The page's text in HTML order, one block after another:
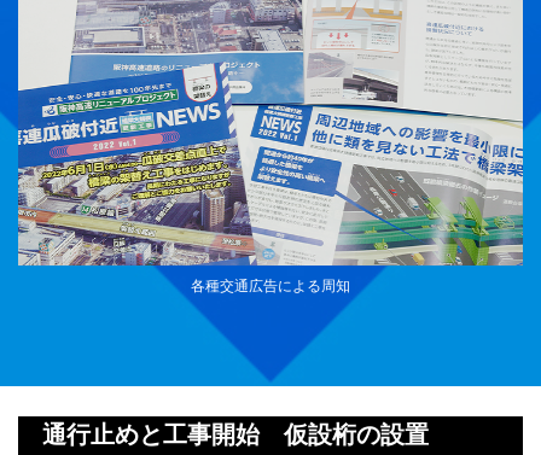
各種交通広告による周知
通行止めと工事開始 仮設桁の設置